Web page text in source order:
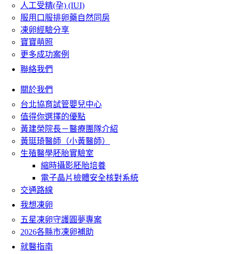
人工受精(孕) (IUI)
服用口服排卵藥自然同房
凍卵經驗分享
寶寶萌照
更多成功案例
聯絡我們
關於我們
台北協育試管嬰兒中心
值得你選擇的優點
黃建榮院長－醫療團隊介紹
黃珽琦醫師（小黃醫師）
生殖醫學胚胎實驗室
縮時攝影胚胎培養
電子晶片檢體安全核對系統
交通路線
我想凍卵
五星凍卵守護圓夢專案
2026各縣市凍卵補助
就醫指南